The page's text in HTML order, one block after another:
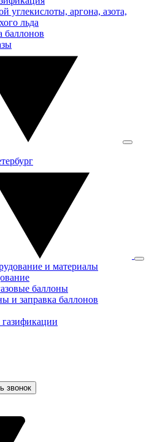
углекислоты, аргона, азота,
льда
баллонов
и материалы
баллоны
и заправка баллонов
звонок